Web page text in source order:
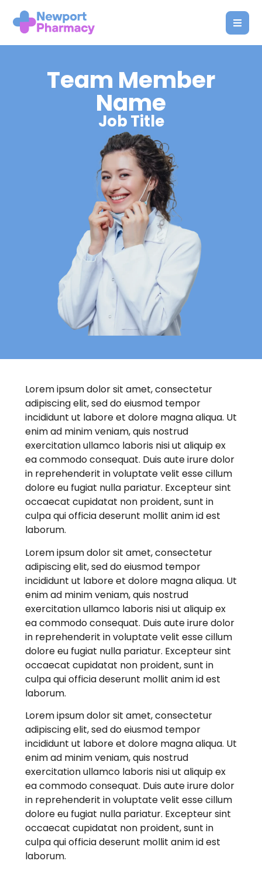
Team Member
Name
Job Title
Lorem ipsum dolor sit amet, consectetur
adipiscing elit, sed do eiusmod tempor
incididunt ut labore et dolore magna aliqua. Ut
enim ad minim veniam, quis nostrud
exercitation ullamco laboris nisi ut aliquip ex
ea commodo consequat. Duis aute irure dolor
in reprehenderit in voluptate velit esse cillum
dolore eu fugiat nulla pariatur. Excepteur sint
occaecat cupidatat non proident, sunt in
culpa qui officia deserunt mollit anim id est
laborum.
Lorem ipsum dolor sit amet, consectetur
adipiscing elit, sed do eiusmod tempor
incididunt ut labore et dolore magna aliqua. Ut
enim ad minim veniam, quis nostrud
exercitation ullamco laboris nisi ut aliquip ex
ea commodo consequat. Duis aute irure dolor
in reprehenderit in voluptate velit esse cillum
dolore eu fugiat nulla pariatur. Excepteur sint
occaecat cupidatat non proident, sunt in
culpa qui officia deserunt mollit anim id est
laborum.
Lorem ipsum dolor sit amet, consectetur
adipiscing elit, sed do eiusmod tempor
incididunt ut labore et dolore magna aliqua. Ut
enim ad minim veniam, quis nostrud
exercitation ullamco laboris nisi ut aliquip ex
ea commodo consequat. Duis aute irure dolor
in reprehenderit in voluptate velit esse cillum
dolore eu fugiat nulla pariatur. Excepteur sint
occaecat cupidatat non proident, sunt in
culpa qui officia deserunt mollit anim id est
laborum.